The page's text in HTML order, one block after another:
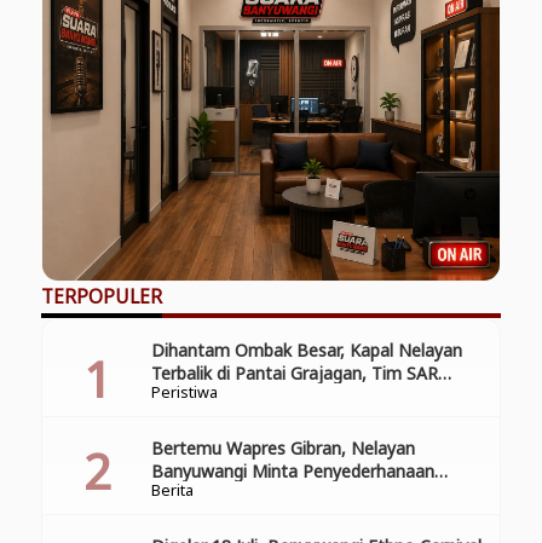
TERPOPULER
Peristiwa
Dihantam Ombak Besar, Kapal Nelayan
Terbalik di Pantai Grajagan, Tim SAR
Gabungan Laksanakan Operasi Pencarian
Berita
Bertemu Wapres Gibran, Nelayan
Banyuwangi Minta Penyederhanaan
Perizinan